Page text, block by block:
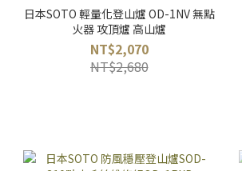
日本SOTO 輕量化登山爐 OD-1NV 無點
火器 攻頂爐 高山爐
NT$2,070
NT$2,680